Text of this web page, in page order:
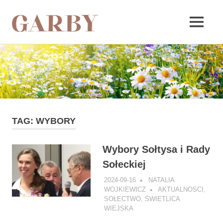
Skip
to
content
MENU
TAG: WYBORY
Wybory Sołtysa i Rady
Sołeckiej
2024-09-16
NATALIA
WOJKIEWICZ
AKTUALNOSCI
SOŁECTWO, ŚWIETLICA
WIEJSKA